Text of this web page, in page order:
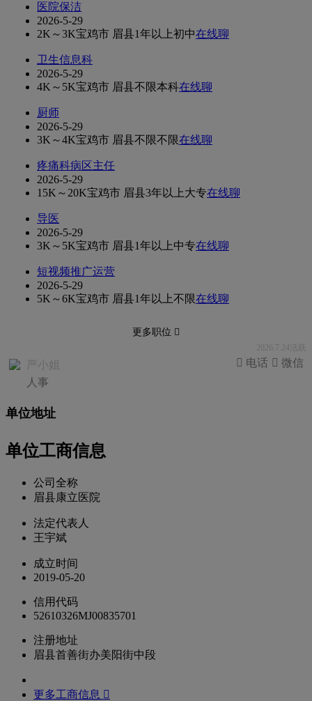
医院保洁
2026-5-29
2K～3K宝鸡市 眉县1年以上初中在线聊
卫生信息科
2026-5-29
4K～5K宝鸡市 眉县不限本科在线聊
厨师
2026-5-29
3K～4K宝鸡市 眉县不限不限在线聊
疼痛科病区主任
2026-5-29
15K～20K宝鸡市 眉县3年以上大专在线聊
导医
2026-5-29
3K～5K宝鸡市 眉县1年以上中专在线聊
短视频推广运营
2026-5-29
5K～6K宝鸡市 眉县1年以上不限在线聊
更多职位 
2026.7.24活跃
严小姐
人事
 微信
 电话
单位地址
单位工商信息
公司全称
眉县康立医院
法定代表人
王宇斌
成立时间
2019-05-20
信用代码
52610326MJ00835701
注册地址
眉县首善街办美阳街中段
更多工商信息 